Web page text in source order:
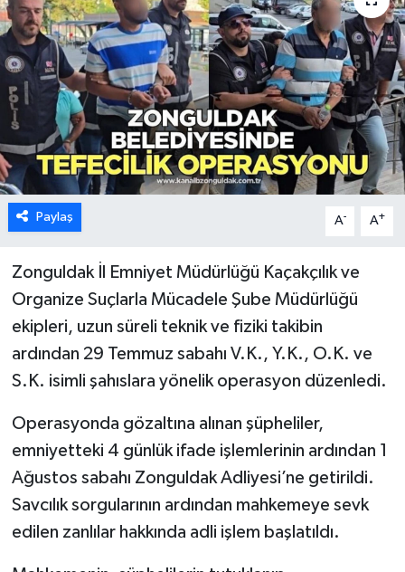
Paylaş A- A+
Zonguldak İl Emniyet Müdürlüğü Kaçakçılık ve
Organize Suçlarla Mücadele Şube Müdürlüğü
ekipleri, uzun süreli teknik ve fiziki takibin
ardından 29 Temmuz sabahı V.K., Y.K., O.K. ve
S.K. isimli şahıslara yönelik operasyon düzenledi.
Operasyonda gözaltına alınan şüpheliler,
emniyetteki 4 günlük ifade işlemlerinin ardından 1
Ağustos sabahı Zonguldak Adliyesi’ne getirildi.
Savcılık sorgularının ardından mahkemeye sevk
edilen zanlılar hakkında adli işlem başlatıldı.
Spor
Ulusal